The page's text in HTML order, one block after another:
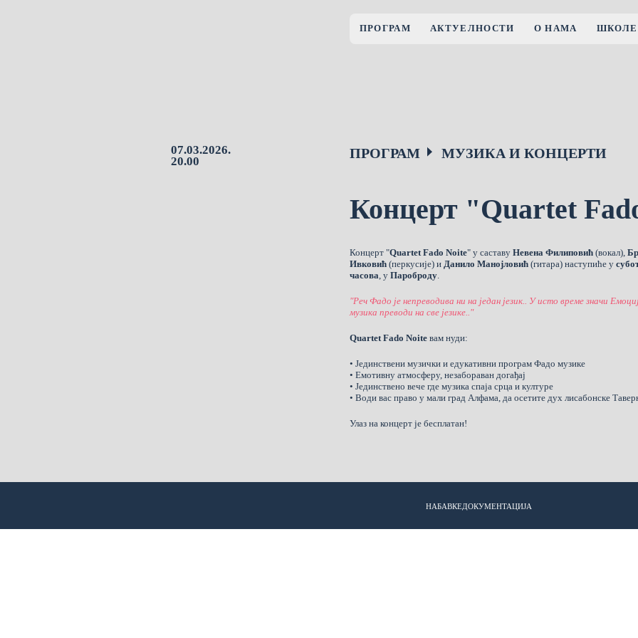
ПРОГРАМ АКТУЕЛНОСТИ О НАМА ШКОЛЕ
07.03.2026.
20.00
ПРОГРАМ МУЗИКА И КОНЦЕРТИ
Концерт "Quartet
Концерт "Quartet Fado Noite" у саставуНевена Филиповић (вокал),
Ивковић (перкусије) и Данило Манојловић (гитара) наступиће у
часова , уПароброду
"Реч Фадо је непреводива ни на један језик.. У исто време значи
музика преводи на све језике.."
Quartet Fado Noite вам нуди:
• Јединствени музички и едукативни програм Фадо музике
• Емотивну атмосферу, незабораван догађај
• Јединствено вече где музика спаја срца и културе
• Води вас право у мали град Алфама, да осетите дух лисабонске
Улаз на концерт је бесплатан!
НАБАВКЕДОКУМЕНТАЦИЈА